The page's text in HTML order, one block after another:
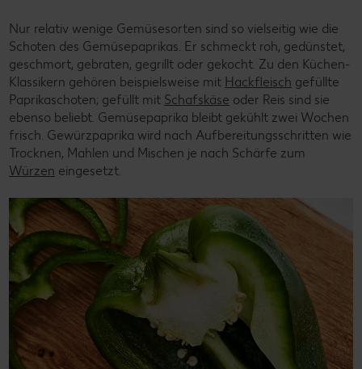
Nur relativ wenige Gemüsesorten sind so vielseitig wie die
Schoten des Gemüsepaprikas. Er schmeckt roh, gedünstet,
geschmort, gebraten, gegrillt oder gekocht. Zu den Küchen-
Klassikern gehören beispielsweise mit Hackfleisch gefüllte
Paprikaschoten; gefüllt mit Schafskäse oder Reis sind sie
ebenso beliebt. Gemüsepaprika bleibt gekühlt zwei Wochen
frisch. Gewürzpaprika wird nach Aufbereitungsschritten wie
Trocknen, Mahlen und Mischen je nach Schärfe zum
Würzen eingesetzt.